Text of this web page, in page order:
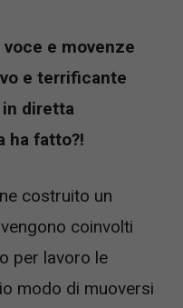
e movenze
e terrificante
diretta
ha fatto?!
costruito un
coinvolti
per lavoro le
modo di muoversi